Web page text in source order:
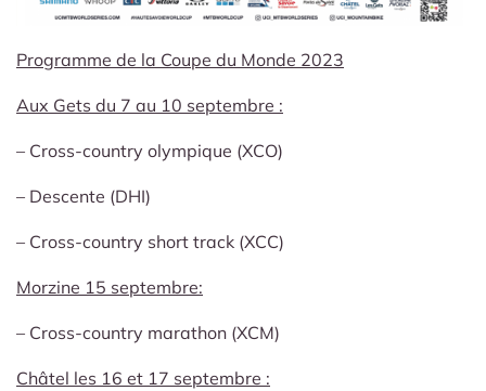
Programme de la Coupe du Monde 2023
Aux Gets du 7 au 10 septembre :
– Cross-country olympique (XCO)
– Descente (DHI)
– Cross-country short track (XCC)
Morzine 15 septembre:
– Cross-country marathon (XCM)
Châtel les 16 et 17 septembre :